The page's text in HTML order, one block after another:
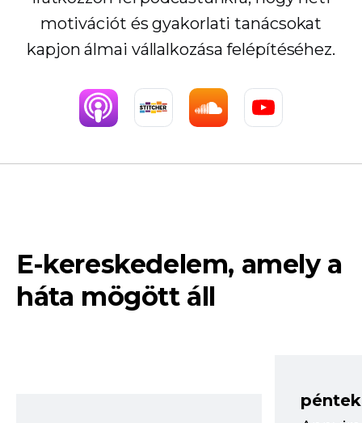
motivációt és gyakorlati tanácsokat
kapjon álmai vállalkozása felépítéséhez.
E-kereskedelem, amely a
háta mögött áll